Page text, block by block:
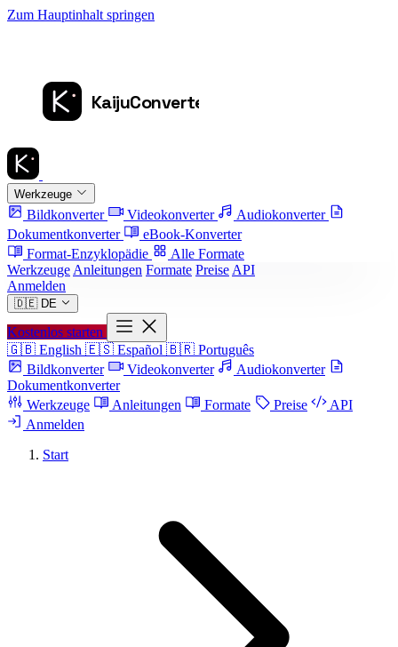
Zum Hauptinhalt springen
Werkzeuge
Bildkonverter Videokonverter
Audiokonverter
Dokumentkonverter
eBook-Konverter
Format-Enzyklopädie
Alle Formate
Werkzeuge Anleitungen Formate Preise API
Anmelden
🇩🇪 DE
Kostenlos starten
🇬🇧 English 🇪🇸 Español 🇧🇷 Português
Bildkonverter
Videokonverter
Audiokonverter
Dokumentkonverter
Werkzeuge
Anleitungen Formate Preise
API
Anmelden
Start